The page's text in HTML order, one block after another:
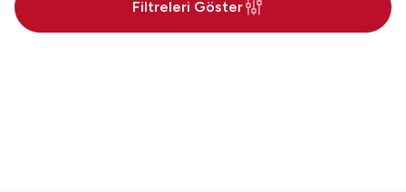
Filtreleri Göster